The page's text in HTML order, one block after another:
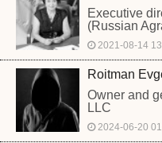
Executive
(Russian
2021-08-14
Roitman
Owner and
LLC
2024-06-20